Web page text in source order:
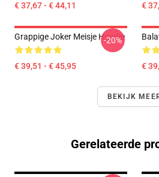
€ 37,67 - € 44,11 €
Grappige Joker Meisje Hoodie
€ 39,51 - € 45,95
-20%
€
BEKIJK
Gerelateerde